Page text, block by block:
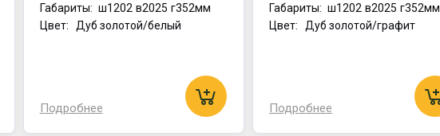
Габариты: ш1202 в2025 г352мм
Цвет: Дуб золотой/белый
Подробнее
Габариты: ш1202 в2025 г352мм
Цвет: Дуб золотой/графит
Подробнее